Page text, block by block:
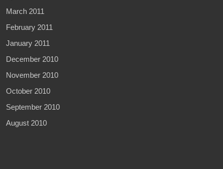
March 2011
February 2011
January 2011
December 2010
November 2010
October 2010
September 2010
August 2010